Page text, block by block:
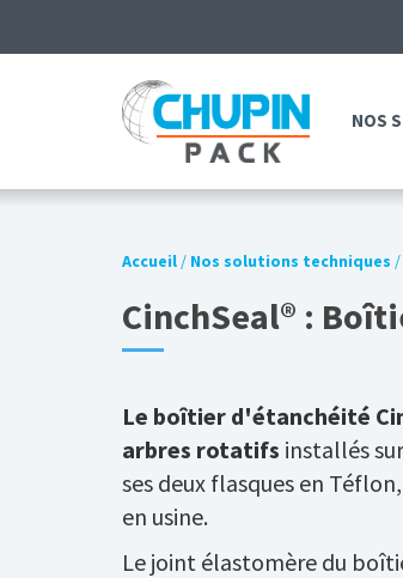
NOS
Accueil / Nos solutions techniques /
CinchSeal® :
Le boîtier d'étanchéité
arbres rotatifs installés
ses deux flasques en Téflon,
en usine.
Le joint élastomère du